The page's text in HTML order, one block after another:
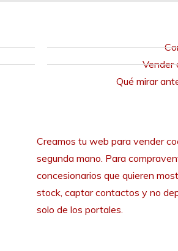
Vender
Qué mirar
Creamos tu web para vender
segunda mano. Para
concesionarios que quieren
stock, captar contactos y no
solo de los portales.